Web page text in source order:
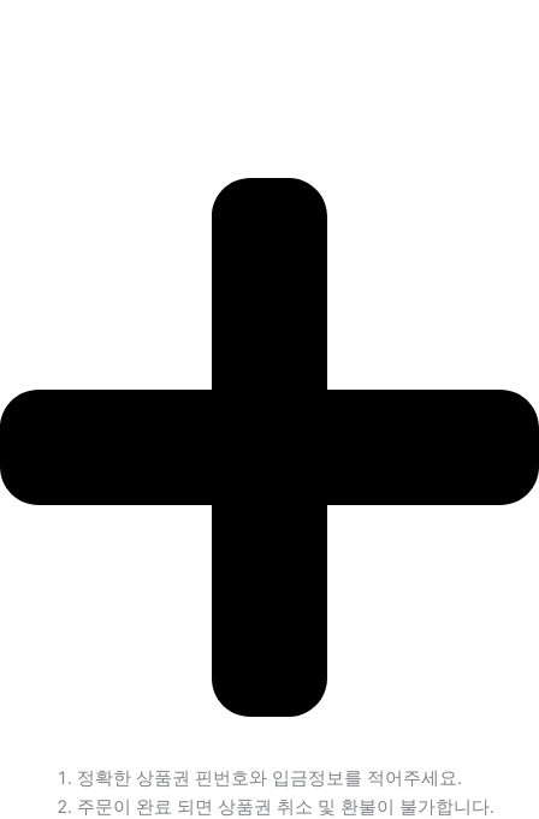
정확한 상품권 핀번호와 입금정보를 적어주세요.
주문이 완료 되면 상품권 취소 및 환불이 불가합니다.